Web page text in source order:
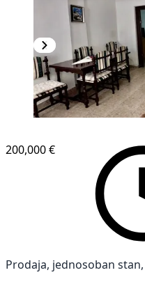
200,000 €
Prodaja, jednosoban